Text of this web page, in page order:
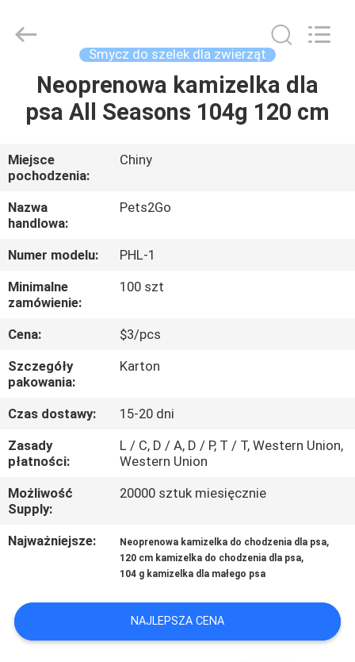
DOM
O
NAS
WYCIECZKA
PO
SKONTAKTUJ
SIĘ
Z
NAMI
POPROSIĆ
WYCENĘ
BLOG/NEWS
Trading
Co.Ltd.
Smycz do szelek dla zwierząt
Neoprenowa kamizelka dla
psa All Seasons 104g 120 cm
Miejsce
pochodzenia:
Chiny
Nazwa
handlowa:
Pets2Go
Numer modelu:
PHL-1
Minimalne
zamówienie:
100 szt
Cena:
$3/pcs
Szczegóły
pakowania:
Karton
Czas dostawy:
15-20 dni
Zasady
płatności:
L / C, D / A, D / P, T / T, Western Union,
Western Union
Możliwość
Supply:
20000 sztuk miesięcznie
Najważniejsze: Neoprenowa kamizelka do chodzenia dla psa,
120 cm kamizelka do chodzenia dla psa,
104 g kamizelka dla małego psa
NAJLEPSZA CENA